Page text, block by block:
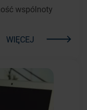
wspólnoty
WIĘCEJ